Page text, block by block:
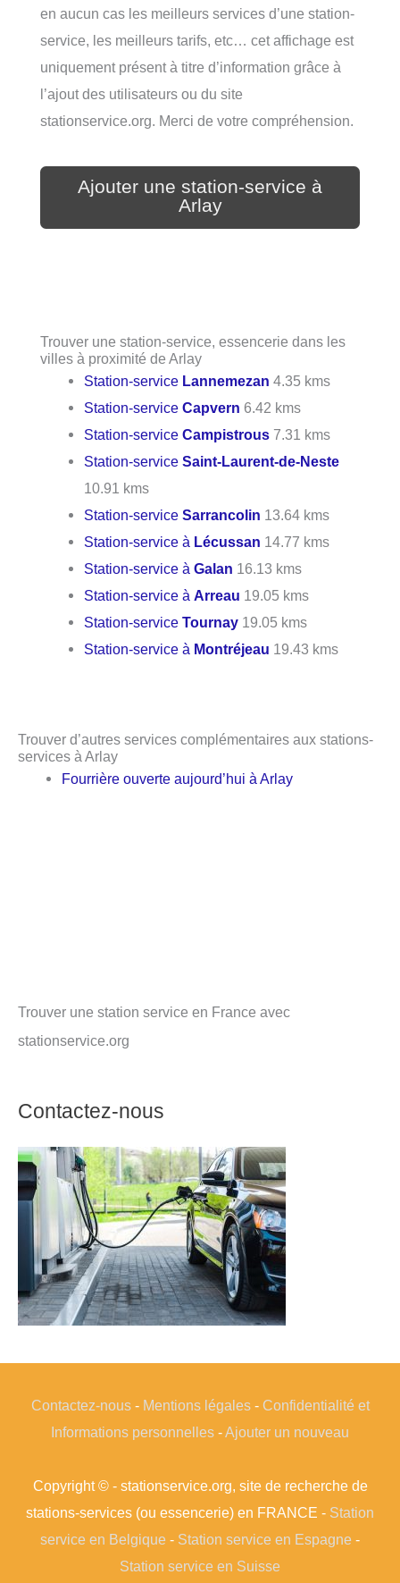
en aucun cas les meilleurs services d’une station-
service, les meilleurs tarifs, etc… cet affichage est
uniquement présent à titre d’information grâce à
l’ajout des utilisateurs ou du site
stationservice.org. Merci de votre compréhension.
Ajouter une station-service à
Arlay
Trouver une station-service, essencerie dans les
villes à proximité de Arlay
Station-service Lannemezan 4.35 kms
Station-serviceCapvern 6.42 kms
Station-serviceCampistrous 7.31 kms
Station-serviceSaint-Laurent-de-Neste
10.91 kms
Station-serviceSarrancolin 13.64 kms
Station-service à Lécussan 14.77 kms
Station-service àGalan 16.13 kms
Station-service à Arreau 19.05 kms
Station-serviceTournay 19.05 kms
Station-service à Montréjeau 19.43 kms
Trouver d’autres services complémentaires aux stations-
services à Arlay
Fourrière ouverte aujourd’hui à Arlay
Trouver une station service en France avec
stationservice.org
Contactez-nous
Contactez-nous- Mentions légales- Confidentialité et
Informations personnelles -Ajouter un nouveau
Copyright © - stationservice.org, site de recherche de
stations-services (ou essencerie) en FRANCE - Station
service en Belgique - Station service en Espagne -
Station service en Suisse